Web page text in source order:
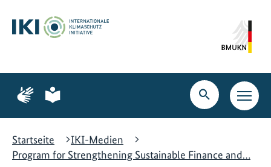
Hauptinhalt
springen
Suche
springen
Hauptnavigation
springen
Zur
Seite
Gebärdensprache
Zur
Seite
leichte
Suche
öffnen
Startseite
IKI-Medien
Program for Strengthening Sustainable Finance and…